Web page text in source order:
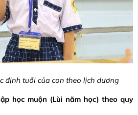
định tuổi của con theo lịch dương
học muộn (Lùi năm học) theo quy